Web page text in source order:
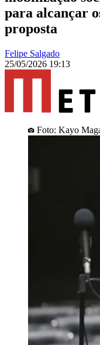
para alcançar
proposta
Felipe Salgado
25/05/2026 19:13
Foto: Kayo